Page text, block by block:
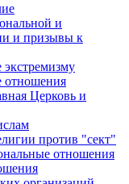
и
и призывы к
отношения
Церковь и
против "сект"
отношения